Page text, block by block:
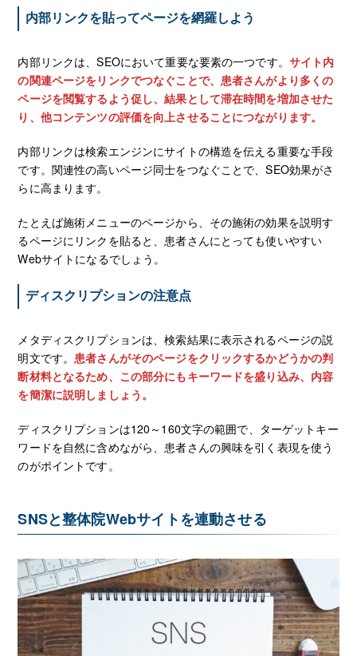
内部リンクを貼ってページを網羅しよう
内部リンクは、SEOにおいて重要な要素の一つです。 サイト内
の関連ページをリンクでつなぐことで、患者さんがより多くの
ページを閲覧するよう促し、結果として滞在時間を増加させた
り、他コンテンツの評価を向上させることにつながります。
内部リンクは検索エンジンにサイトの構造を伝える重要な手段
です。関連性の高いページ同士をつなぐことで、SEO効果がさ
らに高まります。
たとえば施術メニューのページから、その施術の効果を説明す
るページにリンクを貼ると、患者さんにとっても使いやすい
Webサイトになるでしょう。
ディスクリプションの注意点
メタディスクリプションは、検索結果に表示されるページの説
明文です。 患者さんがそのページをクリックするかどうかの判
断材料となるため、この部分にもキーワードを盛り込み、内容
を簡潔に説明しましょう。
ディスクリプションは120～160文字の範囲で、ターゲットキー
ワードを自然に含めながら、患者さんの興味を引く表現を使う
のがポイントです。
SNSと整体院Webサイトを連動させる